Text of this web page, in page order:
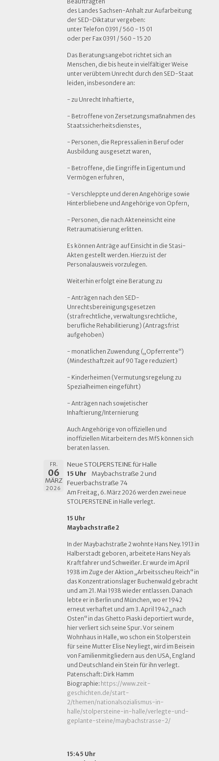
des Landes Sachsen-Anhalt zur Aufarbeitung
der SED-Diktatur vergeben:
unter Telefon 0391 / 560 - 15 01
oder per Fax 0391 / 560 - 15 20
Das Beratungsangebot richtet sich an
Menschen, die bis heute in vielfältiger Weise
unter verübtem Unrecht durch den SED-Staat
leiden, insbesondere an:
- zu Unrecht Inhaftierte,
- Betroffene von Zersetzungsmaßnahmen des
Staatssicherheitsdienstes,
- Personen, die Repressalien in Beruf oder
Ausbildung ausgesetzt waren,
- Betroffene, die Eingriffe in Eigentum und
Vermögen erfuhren,
- Verschleppte und deren Angehörige sowie
Hinterbliebene und Angehörige von Opfern,
- Personen, die nach Akteneinsicht eine
Retraumatisierung erlitten.
Es können Anträge auf Einsicht in die Stasi-
Akten gestellt werden. Hierzu ist der
Personalausweis vorzulegen.
Weiterhin erfolgt eine Beratung zu
- Anträgen nach den SED-
Unrechtsbereinigungsgesetzen
(strafrechtliche, verwaltungsrechtliche,
berufliche Rehabilitierung) (Antragsfrist
aufgehoben)
- monatlichen Zuwendung („Opferrente“)
(Mindesthaftzeit auf 90 Tage reduziert)
- Kinderheimen (Vermutungsregelung zu
Spezialheimen eingeführt)
- Anträgen nach sowjetischer
Inhaftierung/Internierung
Auch Angehörige von offiziellen und
inoffiziellen Mitarbeitern des MfS können sich
beraten lassen.
FR.
06
MÄRZ
2026
Neue STOLPERSTEINE für Halle
15 Uhr
Maybachstraße 2 und
Feuerbachstraße 74
Am Freitag, 6. März 2026 werden zwei neue
STOLPERSTEINE in Halle verlegt.
15 Uhr
Maybachstraße 2
In der Maybachstraße 2 wohnte Hans Ney. 1913 in
Halberstadt geboren, arbeitete Hans Ney als
Kraftfahrer und Schweißer. Er wurde im April
1938 im Zuge der Aktion „Arbeitsscheu Reich“ in
das Konzentrationslager Buchenwald gebracht
und am 21. Mai 1938 wieder entlassen. Danach
lebte er in Berlin und München, wo er 1942
erneut verhaftet und am 3. April 1942 „nach
Osten“ in das Ghetto Piaski deportiert wurde,
hier verliert sich seine Spur. Vor seinem
Wohnhaus in Halle, wo schon ein Stolperstein
für seine Mutter Elise Ney liegt, wird im Beisein
von Familienmitgliedern aus den USA, England
und Deutschland ein Stein für ihn verlegt.
Patenschaft: Dirk Hamm
Biographie: https://www.zeit-
geschichten.de/start-
2/themen/nationalsozialismus-in-
halle/stolpersteine-in-halle/verlegte-und-
geplante-steine/maybachstrasse-2/
15:45 Uhr